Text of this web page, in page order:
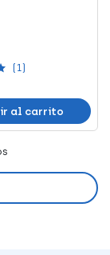
(1)
al carrito